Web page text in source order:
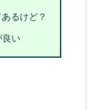
るけど？
い